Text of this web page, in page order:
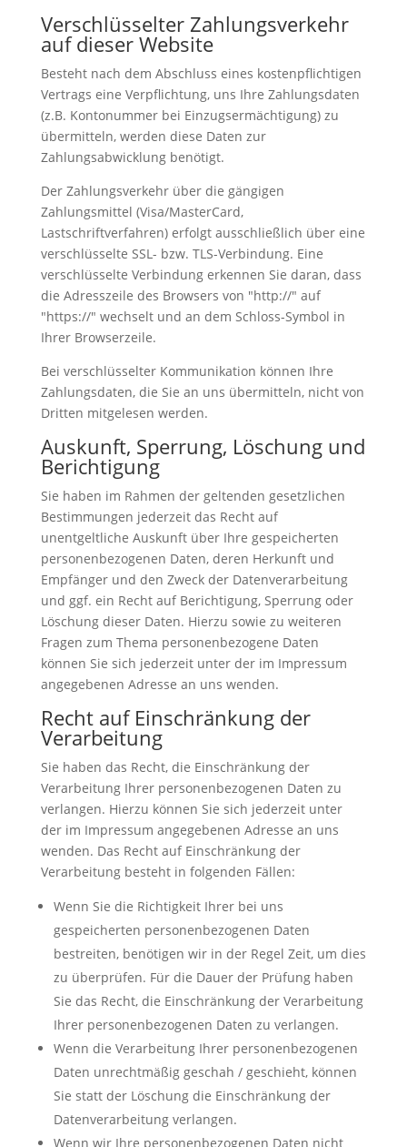
Verschlüsselter Zahlungsverkehr
auf dieser Website
Besteht nach dem Abschluss eines kostenpflichtigen
Vertrags eine Verpflichtung, uns Ihre Zahlungsdaten
(z.B. Kontonummer bei Einzugsermächtigung) zu
übermitteln, werden diese Daten zur
Zahlungsabwicklung benötigt.
Der Zahlungsverkehr über die gängigen
Zahlungsmittel (Visa/MasterCard,
Lastschriftverfahren) erfolgt ausschließlich über eine
verschlüsselte SSL- bzw. TLS-Verbindung. Eine
verschlüsselte Verbindung erkennen Sie daran, dass
die Adresszeile des Browsers von "http://" auf
"https://" wechselt und an dem Schloss-Symbol in
Ihrer Browserzeile.
Bei verschlüsselter Kommunikation können Ihre
Zahlungsdaten, die Sie an uns übermitteln, nicht von
Dritten mitgelesen werden.
Auskunft, Sperrung, Löschung und
Berichtigung
Sie haben im Rahmen der geltenden gesetzlichen
Bestimmungen jederzeit das Recht auf
unentgeltliche Auskunft über Ihre gespeicherten
personenbezogenen Daten, deren Herkunft und
Empfänger und den Zweck der Datenverarbeitung
und ggf. ein Recht auf Berichtigung, Sperrung oder
Löschung dieser Daten. Hierzu sowie zu weiteren
Fragen zum Thema personenbezogene Daten
können Sie sich jederzeit unter der im Impressum
angegebenen Adresse an uns wenden.
Recht auf Einschränkung der
Verarbeitung
Sie haben das Recht, die Einschränkung der
Verarbeitung Ihrer personenbezogenen Daten zu
verlangen. Hierzu können Sie sich jederzeit unter
der im Impressum angegebenen Adresse an uns
wenden. Das Recht auf Einschränkung der
Verarbeitung besteht in folgenden Fällen:
Wenn Sie die Richtigkeit Ihrer bei uns
gespeicherten personenbezogenen Daten
bestreiten, benötigen wir in der Regel Zeit, um dies
zu überprüfen. Für die Dauer der Prüfung haben
Sie das Recht, die Einschränkung der Verarbeitung
Ihrer personenbezogenen Daten zu verlangen.
Wenn die Verarbeitung Ihrer personenbezogenen
Daten unrechtmäßig geschah / geschieht, können
Sie statt der Löschung die Einschränkung der
Datenverarbeitung verlangen.
Wenn wir Ihre personenbezogenen Daten nicht